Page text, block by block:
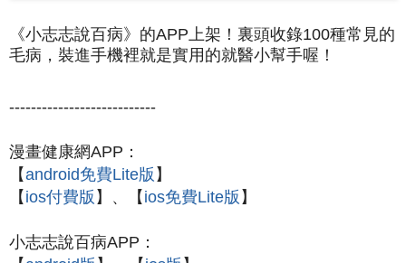
《小志志說百病》的APP上架！裏頭收錄100種常見的
毛病，裝進手機裡就是實用的就醫小幫手喔！
---------------------------
漫畫健康網APP：
【android免費Lite版 】
【 ios付費版 】、【 ios免費Lite版 】
小志志說百病APP：